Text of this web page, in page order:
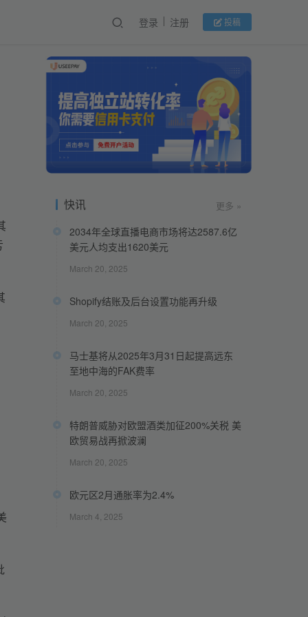
登录 注册 投稿
快讯 更多 »
2034年全球直播电商市场将达2587.6亿
美元人均支出1620美元
March 20, 2025
Shopify结账及后台设置功能再升级
March 20, 2025
马士基将从2025年3月31日起提高远东
至地中海的FAK费率
March 20, 2025
特朗普威胁对欧盟酒类加征200%关税 美
欧贸易战再掀波澜
March 20, 2025
欧元区2月通胀率为2.4%
March 4, 2025